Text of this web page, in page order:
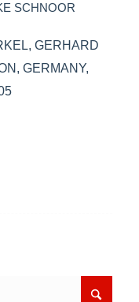
SCHNOOR
, GERHARD
, GERMANY,